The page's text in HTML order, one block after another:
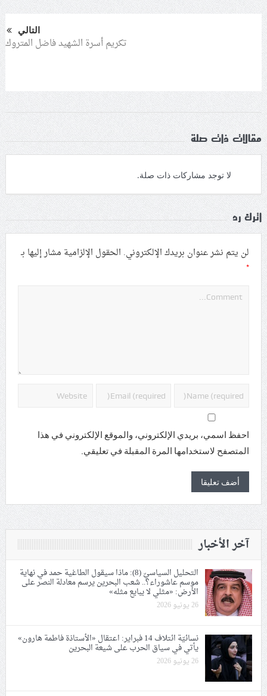
التالي
تكريم أسرة الشهيد فاضل المتروك
مقالات ذات صلة
لا توجد مشاركات ذات صلة.
اترك رد
لن يتم نشر عنوان بريدك الإلكتروني. الحقول الإلزامية مشار إليها بـ
*
احفظ اسمي، بريدي الإلكتروني، والموقع الإلكتروني في هذا
المتصفح لاستخدامها المرة المقبلة في تعليقي.
آخر الأخبار
التحليل السياسيّ (8): ماذا سيقول الطاغية حمد في نهاية
موسم عاشوراء؟.. شعب البحرين يرسم معادلة النصر على
الأرض: «مثلي لا يبايع مثله»
26 يونيو 2026
نسائيّة ائتلاف 14 فبراير: اعتقال «الأستاذة فاطمة هارون»
يأتي في سياق الحرب على شيعة البحرين
26 يونيو 2026